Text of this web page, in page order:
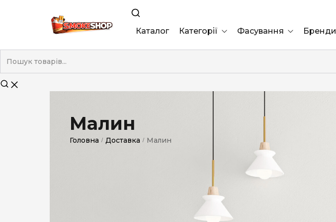
Каталог Категорії
Без фільтра
Смакові (капсула)
Фасування Бренди
Малин
Головна / Доставка / Малин